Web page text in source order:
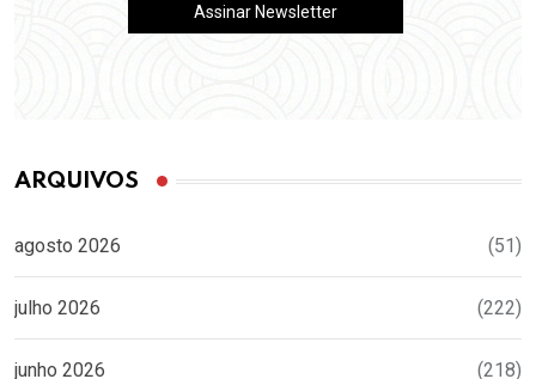
ARQUIVOS
agosto 2026 (51)
julho 2026 (222)
junho 2026 (218)